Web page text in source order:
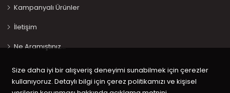
Kampanyalı Ürünler
İletişim
Ne Aramıştınız…
Size daha iyi bir alışveriş deneyimi sunabilmek için çerezler
kullanıyoruz. Detaylı bilgi için çerez politikamızı ve kişisel